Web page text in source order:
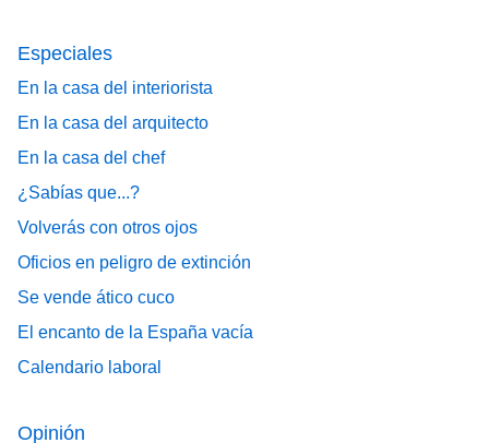
Especiales
En la casa del interiorista
En la casa del arquitecto
En la casa del chef
¿Sabías que...?
Volverás con otros ojos
Oficios en peligro de extinción
Se vende ático cuco
El encanto de la España vacía
Calendario laboral
Opinión